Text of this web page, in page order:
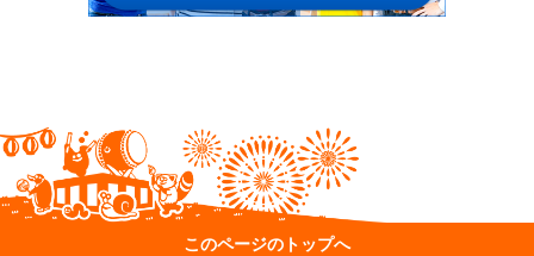
このページのトップへ